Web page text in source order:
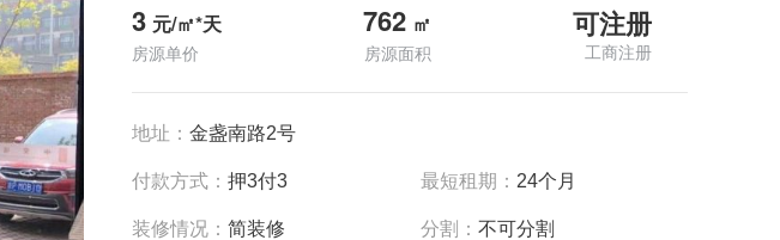
3 元/㎡*天
房源单价
762 ㎡
房源面积
可注册
工商注册
地址： 金盏南路2号
付款方式： 押3付3 最短租期： 24个月
装修情况： 简装修 分割：不可分割